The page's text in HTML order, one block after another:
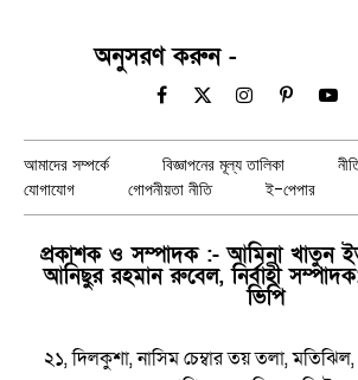
অনুসরণ করুন -
Facebook
X
InstagramPinterest
আমাদের সম্পর্কে বিজ্ঞাপনের মূল্য তালিকা
যোগাযোগ
গোপনীয়তা নীতি ই-পেপার
প্রকাশক ও সম্পাদক :- আমিনা খাতুন
আনিছুর রহমান রুবেল, নির্বাহী
ভিপি
২১, দিলকুশা, নাসিম চেম্বার তয় তলা,